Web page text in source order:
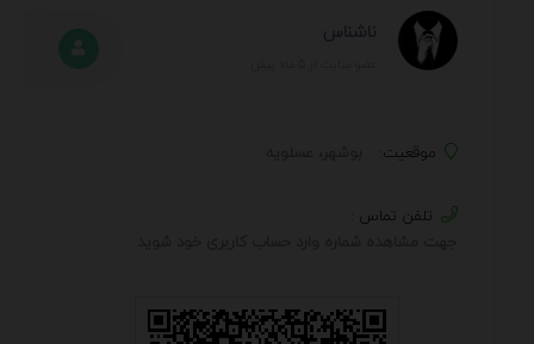
ناشناس
موقعیت:
تلفن تماس :